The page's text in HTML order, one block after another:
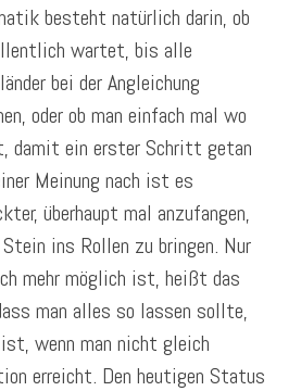
besteht natürlich darin, ob
wartet, bis alle
bei der Angleichung
oder ob man einfach mal wo
damit ein erster Schritt getan
Meinung nach ist es
überhaupt mal anzufangen,
Stein ins Rollen zu bringen. Nur
mehr möglich ist, heißt das
man alles so lassen sollte,
wenn man nicht gleich
erreicht. Den heutigen Status